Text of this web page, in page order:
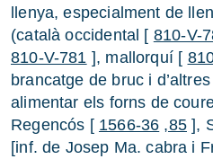
llenya, especialment de
(català occidental [ 810-V-
810-V-781 ], mallorquí [
brancatge de bruc i
alimentar els forns de
Regencós [ 1566-36 ,85],
[inf. de Josep Ma. cabra i